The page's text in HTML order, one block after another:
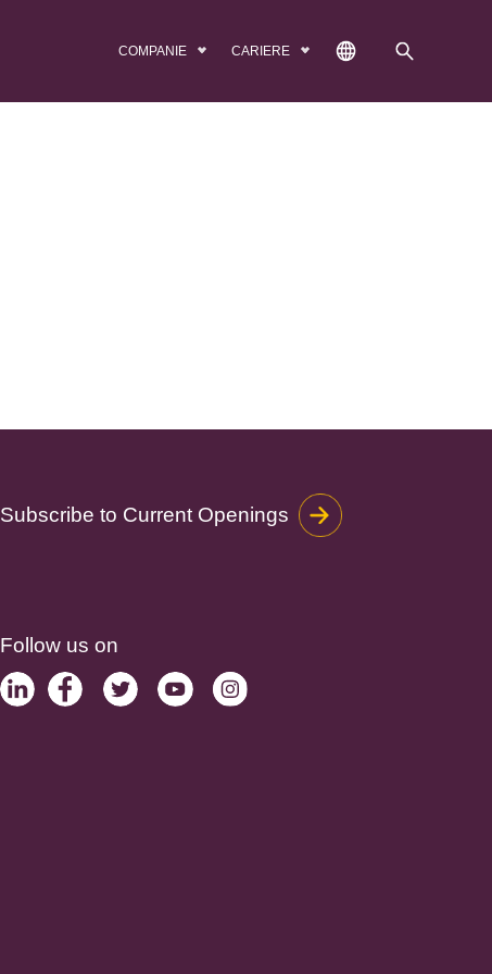
COMPANIE CARIERE
Subscribe to Current Openings
Follow us on